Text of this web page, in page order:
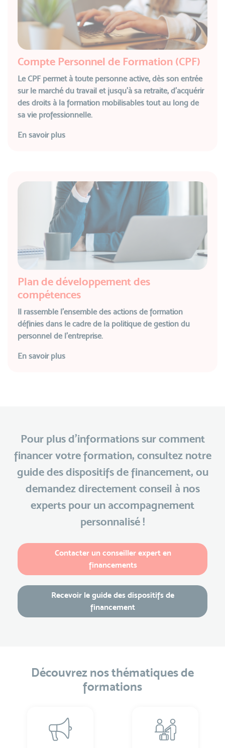
Compte Personnel de Formation (CPF)
Le CPF permet à toute personne active, dès son entrée
sur le marché du travail et jusqu’à sa retraite, d’acquérir
des droits à la formation mobilisables tout au long de
sa vie professionnelle.
En savoir plus
Plan de développement des
compétences
Il rassemble l’ensemble des actions de formation
définies dans le cadre de la politique de gestion du
personnel de l’entreprise.
En savoir plus
Pour plus d’informations sur comment
financer votre formation, consultez notre
guide des dispositifs de financement, ou
demandez directement conseil à nos
experts pour un accompagnement
personnalisé !
Contacter un conseiller expert en
financements
Recevoir le guide des dispositifs de
financement
Découvrez nos thématiques de
formations